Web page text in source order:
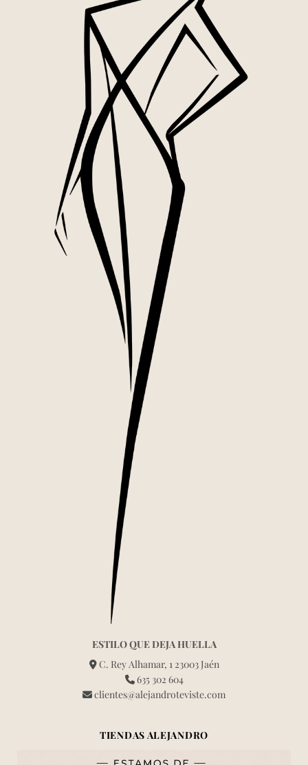
ESTILO QUE DEJA HUELLA
C. Rey Alhamar, 1 23003 Jaén
635 302 604
clientes@alejandroteviste.com
TIENDAS ALEJANDRO